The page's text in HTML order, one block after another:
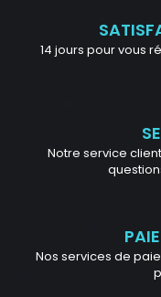
14 jours pour vous
Notre service
Nos services de